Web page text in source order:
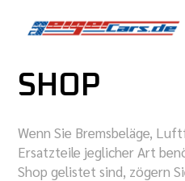
SHOP
Wenn Sie Bremsbeläge,
Ersatzteile jeglicher Art
Shop gelistet sind, zögern